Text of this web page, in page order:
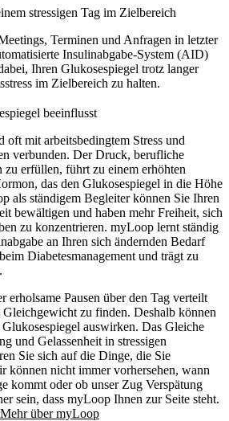
stressigen Tag im Zielbereich
Terminen und Anfragen in letzter
Insulinabgabe-System (AID)
Ihren Glukosespiegel trotz langer
im Zielbereich zu halten.
beeinflusst
oft mit arbeitsbedingtem Stress und
verbunden. Der Druck, berufliche
erfüllen, führt zu einem erhöhten
das den Glukosespiegel in die Höhe
als ständigem Begleiter können Sie Ihren
bewältigen und haben mehr Freiheit, sich
zu konzentrieren. myLoop lernt ständig
an Ihren sich ändernden Bedarf
Diabetesmanagement und trägt zu
erholsame Pausen über den Tag verteilt
zu finden. Deshalb können
auswirken. Das Gleiche
und Gelassenheit in stressigen
Sie sich auf die Dinge, die Sie
können nicht immer vorhersehen, wann
kommt oder ob unser Zug Verspätung
sein, dass myLoop Ihnen zur Seite steht.
Mehr über myLoop